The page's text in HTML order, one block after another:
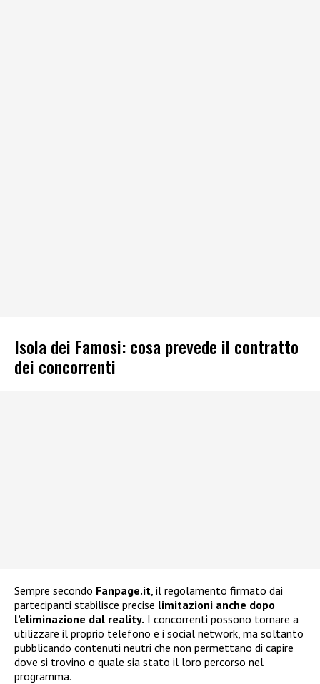
Isola dei Famosi: cosa prevede il contratto
dei concorrenti
Sempre secondo Fanpage.it , il regolamento firmato dai
partecipanti stabilisce precise limitazioni anche dopo
l’eliminazione dal reality. I concorrenti possono tornare a
utilizzare il proprio telefono e i social network, ma soltanto
pubblicando contenuti neutri che non permettano di capire
dove si trovino o quale sia stato il loro percorso nel
programma.